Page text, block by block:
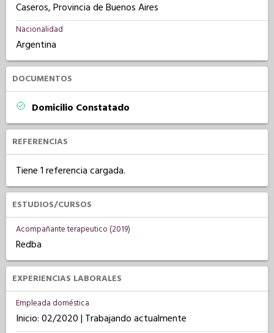
Caseros, Provincia de Buenos Aires
Nacionalidad
Argentina
DOCUMENTOS
Domicilio Constatado
REFERENCIAS
Tiene 1 referencia cargada.
ESTUDIOS/CURSOS
Acompañante terapeutico (2019)
Redba
EXPERIENCIAS LABORALES
Empleada doméstica
Inicio: 02/2020 | Trabajando actualmente